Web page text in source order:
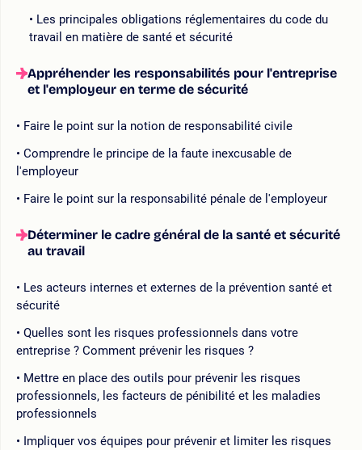
Les principales obligations réglementaires du code du
travail en matière de santé et sécurité
Appréhender les responsabilités pour l'entreprise
et l'employeur en terme de sécurité
Faire le point sur la notion de responsabilité civile
Comprendre le principe de la faute inexcusable de
l'employeur
Faire le point sur la responsabilité pénale de l'employeur
Déterminer le cadre général de la santé et sécurité
au travail
Les acteurs internes et externes de la prévention santé et
sécurité
Quelles sont les risques professionnels dans votre
entreprise ? Comment prévenir les risques ?
Mettre en place des outils pour prévenir les risques
professionnels, les facteurs de pénibilité et les maladies
professionnels
Impliquer vos équipes pour prévenir et limiter les risques